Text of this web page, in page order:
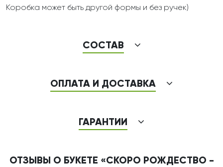
Коробка может быть другой формы и без ручек)
СОСТАВ
ОПЛАТА И ДОСТАВКА
ГАРАНТИИ
ОТЗЫВЫ О БУКЕТЕ «СКОРО РОЖДЕСТВО -